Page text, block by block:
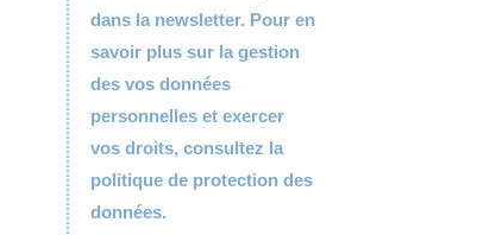
dans la newsletter. Pour en
savoir plus sur la gestion
des vos données
personnelles et exercer
vos droits, consultez la
politique de protection des
données.